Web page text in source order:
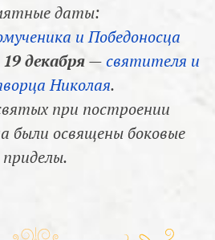
даты:
и Победоносца
19 декабря—святителя и
Николая.
при построении
были освящены боковые
приделы.